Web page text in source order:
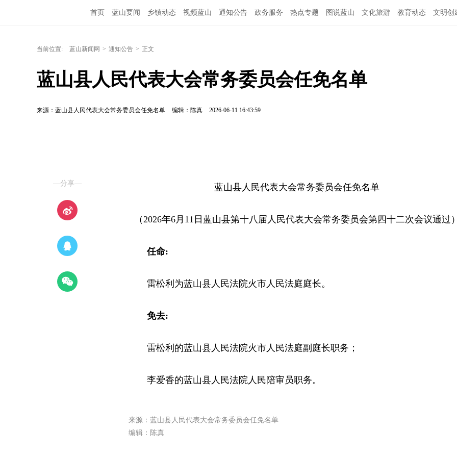
首页 蓝山要闻 乡镇动态 视频蓝山 通知公告 政务服务 热点专题 图说蓝山 文化旅游 教育动态 文明创
当前位置: 蓝山新闻网 > 通知公告 > 正文
蓝山县人民代表大会常务委员会任免名单
来源：蓝山县人民代表大会常务委员会任免名单 编辑：陈真 2026-06-11 16:43:59
—分享— 蓝山县人民代表大会常务委员会任免名单
（2026年6月11日蓝山县第十八届人民代表大会常务委员会第四十二次会议通过
任命:
雷松利为蓝山县人民法院火市人民法庭庭长。
免去:
雷松利的蓝山县人民法院火市人民法庭副庭长职务；
李爱香的蓝山县人民法院人民陪审员职务。
来源：蓝山县人民代表大会常务委员会任免名单
编辑：陈真